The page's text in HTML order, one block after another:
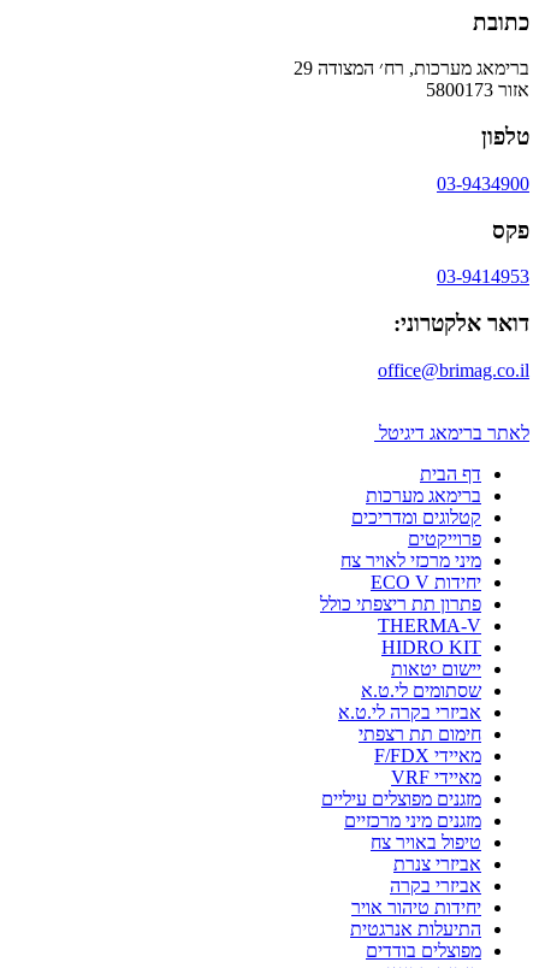
כתובת
ברימאג מערכות, רח׳ המצודה 29
אזור 5800173
טלפון
03-9434900
פקס
03-9414953
דואר אלקטרוני:
office@brimag.co.il
לאתר ברימאג דיגיטל
דף הבית
ברימאג מערכות
קטלוגים ומדריכים
פרוייקטים
מיני מרכזי לאויר צח
יחידות ECO V
פתרון תת ריצפתי כולל
THERMA-V
HIDRO KIT
יישום יטאות
שסתומים לי.ט.א
אביזרי בקרה לי.ט.א
חימום תת רצפתי
מאיידי F/FDX
מאיידי VRF
מזגנים מפוצלים עיליים
מזגנים מיני מרכזיים
טיפול באויר צח
אביזרי צנרת
אביזרי בקרה
יחידות טיהור אויר
התיעלות אנרגטית
מפוצלים בודדים